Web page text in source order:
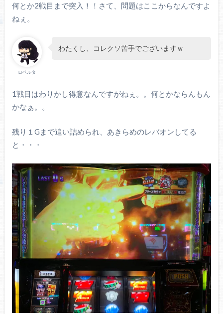
何とか2戦目まで突入！！さて、問題はここからなんですよ
ねぇ。
ロベルタ
わたくし、コレクソ苦手でございますｗ
1戦目はわりかし得意なんですがねぇ。。何とかならんもん
かなぁ。。
残り１Gまで追い詰められ、あきらめのレバオンしてる
と・・・